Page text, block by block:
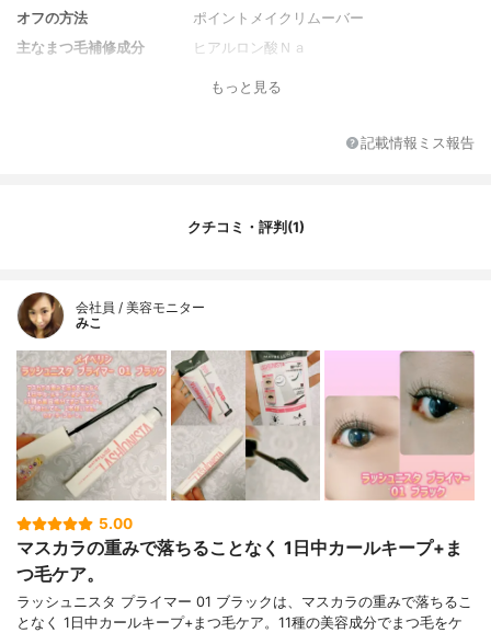
オフの方法
ポイントメイクリムーバー
主なまつ毛補修成分
ヒアルロン酸Ｎａ
もっと見る
記載情報ミス報告
クチコミ・評判(1)
会社員 / 美容モニター
みこ
5.00
マスカラの重みで落ちることなく 1日中カールキープ+ま
つ毛ケア。
ラッシュニスタ プライマー 01 ブラックは、マスカラの重みで落ちるこ
となく 1日中カールキープ+まつ毛ケア。11種の美容成分でまつ毛をケ